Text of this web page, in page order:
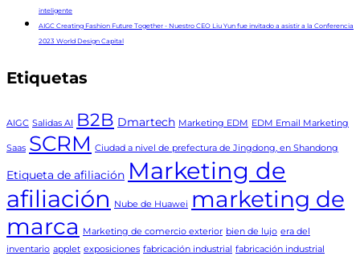
inteligente
AIGC Creating Fashion Future Together - Nuestro CEO Liu Yun fue invitado a asistir a la Conferencia
2023 World Design Capital
Etiquetas
AIGC Salidas AI B2B Dmartech Marketing EDM EDM Email Marketing
Saas SCRM Ciudad a nivel de prefectura de Jingdong, en Shandong
Etiqueta de afiliación Marketing de
afiliación
Nube de Huawei marketing de
marca
Marketing de comercio exterior bien de lujo era del
inventario applet exposiciones fabricación industrial fabricación industrial